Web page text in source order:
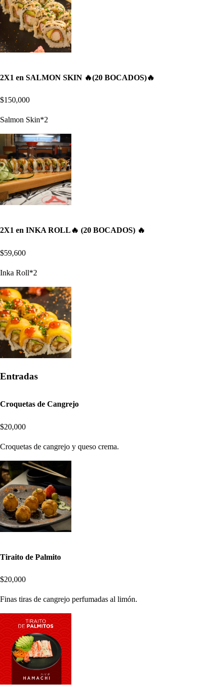
2X1 en SALMON SKIN 🔥(20 BOCADOS)🔥
$150,000
Salmon Skin*2
2X1 en INKA ROLL🔥 (20 BOCADOS) 🔥
$59,600
Inka Roll*2
Entradas
Croquetas de Cangrejo
$20,000
Croquetas de cangrejo y queso crema.
Tiraito de Palmito
$20,000
Finas tiras de cangrejo perfumadas al limón.